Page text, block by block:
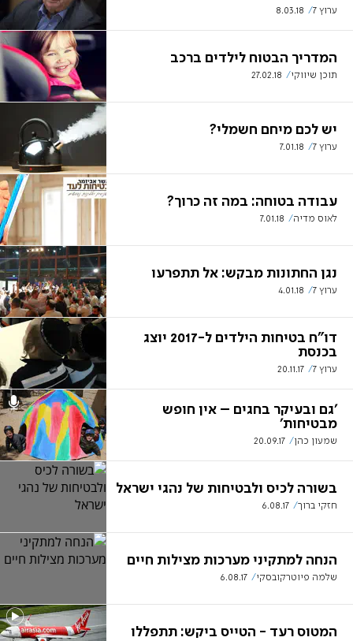
ערוץ 7 8.03.18
המדריך הבטוח לילדים ברכב
תוכן שיווקי 27.02.18
יש לכם מיחם חשמלי?
ערוץ 7 7.01.18
עבודה בטוחה: במה זה כרוך?
לאוס מדיה 7.01.18
נגן החתונות מבקש: אל תתפרעו
ערוץ 7 4.01.18
דו"ח בטיחות הילדים ל-2017 יוצג
בכנסת
ערוץ 7 20.11.17
'גם ובעיקר בחגים – אין חופש
מבטיחות'
שמעון כהן 20.09.17
בשורה לכיס ולבטיחות של נהגי ישראל
חזקי ברוך 6.08.17
הנחה למתקיני מערכות מצילות חיים
שלמה פיוטרקובסקי 6.08.17
המטוס רעד - הטייס ביקש: תתפללו